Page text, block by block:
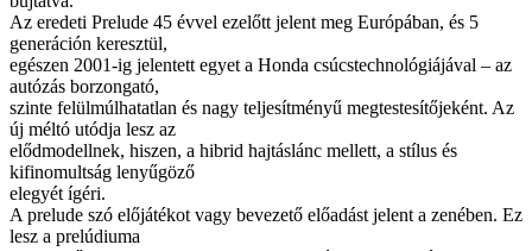
Az eredeti Prelude 45 évvel ezelőtt jelent meg Európában, és 5
generáción keresztül,
egészen 2001-ig jelentett egyet a Honda csúcstechnológiájával – az
autózás borzongató,
szinte felülmúlhatatlan és nagy teljesítményű megtestesítőjeként. Az
új méltó utódja lesz az
elődmodellnek, hiszen, a hibrid hajtáslánc mellett, a stílus és
kifinomultság lenyűgöző
elegyét ígéri.
A prelude szó előjátékot vagy bevezető előadást jelent a zenében. Ez
lesz a prelúdiuma